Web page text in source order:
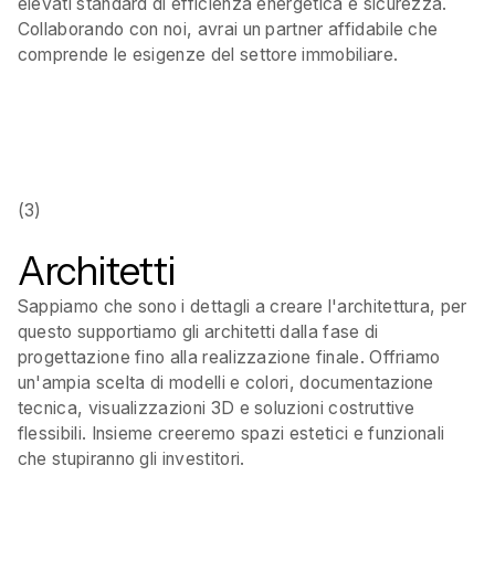
Collaborando con noi, avrai un partner affidabile che
comprende le esigenze del settore immobiliare.
(3)
Architetti
Sappiamo che sono i dettagli a creare l'architettura, per
questo supportiamo gli architetti dalla fase di
progettazione fino alla realizzazione finale. Offriamo
un'ampia scelta di modelli e colori, documentazione
tecnica, visualizzazioni 3D e soluzioni costruttive
flessibili. Insieme creeremo spazi estetici e funzionali
che stupiranno gli investitori.